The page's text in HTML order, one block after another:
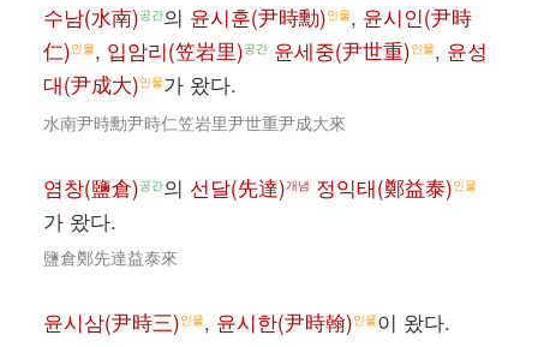
수남(水南)공간의 윤시훈(尹時勳)인물, 윤시인(尹時
仁)인물, 입암리(笠岩里)공간 윤세중(尹世重)인물, 윤성
대(尹成大)인물가 왔다.
水南尹時勳尹時仁笠岩里尹世重尹成大來
염창(鹽倉)공간의 선달(先達)개념 정익태(鄭益泰)인물
가 왔다.
鹽倉鄭先達益泰來
윤시삼(尹時三)인물, 윤시한(尹時翰)인물이 왔다.